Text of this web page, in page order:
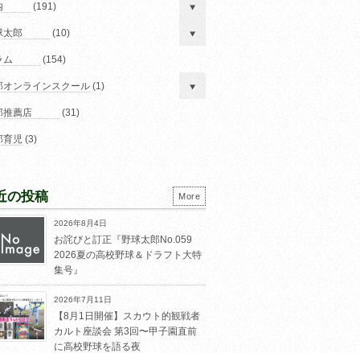
(191)
太郎 (10)
ム (154)
オンラインスクール (1)
推薦店 (31)
育児 (3)
の投稿
2026年8月4日
お詫びと訂正『野球太郎No.059
2026夏の高校野球＆ドラフト大特
集号』
2026年7月11日
【8月1日開催】スカウト的観戦者
カルト座談会 第3回〜甲子園直前
に高校野球を語る夜
More